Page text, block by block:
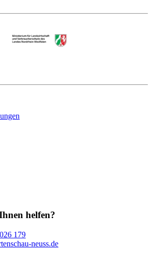
helfen?
179
neuss.de